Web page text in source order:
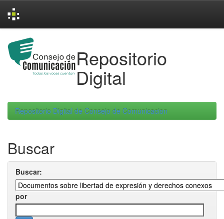
navigation
Repositorio
Digital
Repositorio Digital de Consejo de Comunicacion
Buscar
Buscar:
por